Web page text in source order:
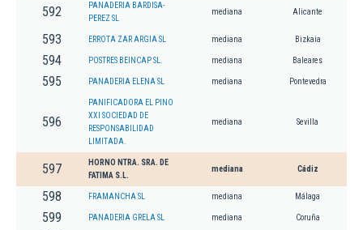
592
PANADERIA BARDISA-
PEREZ SL
mediana Alicante
593 ERROTA ZAR ARGIA SL mediana Bizkaia
594 POSTRES BEINCAP SL. mediana Baleares
595 PANADERIA ELENA SL mediana Pontevedra
596
PANIFICADORA EL PINO
XXI SOCIEDAD DE
RESPONSABILIDAD
LIMITADA.
mediana Sevilla
597
HORNO NTRA. SRA. DE
FATIMA S.L.
mediana Cádiz
598 FRAMANCHA SL mediana Málaga
599 PANADERIA GRELA SL mediana Coruña